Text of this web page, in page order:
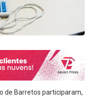
de Barretos participaram,